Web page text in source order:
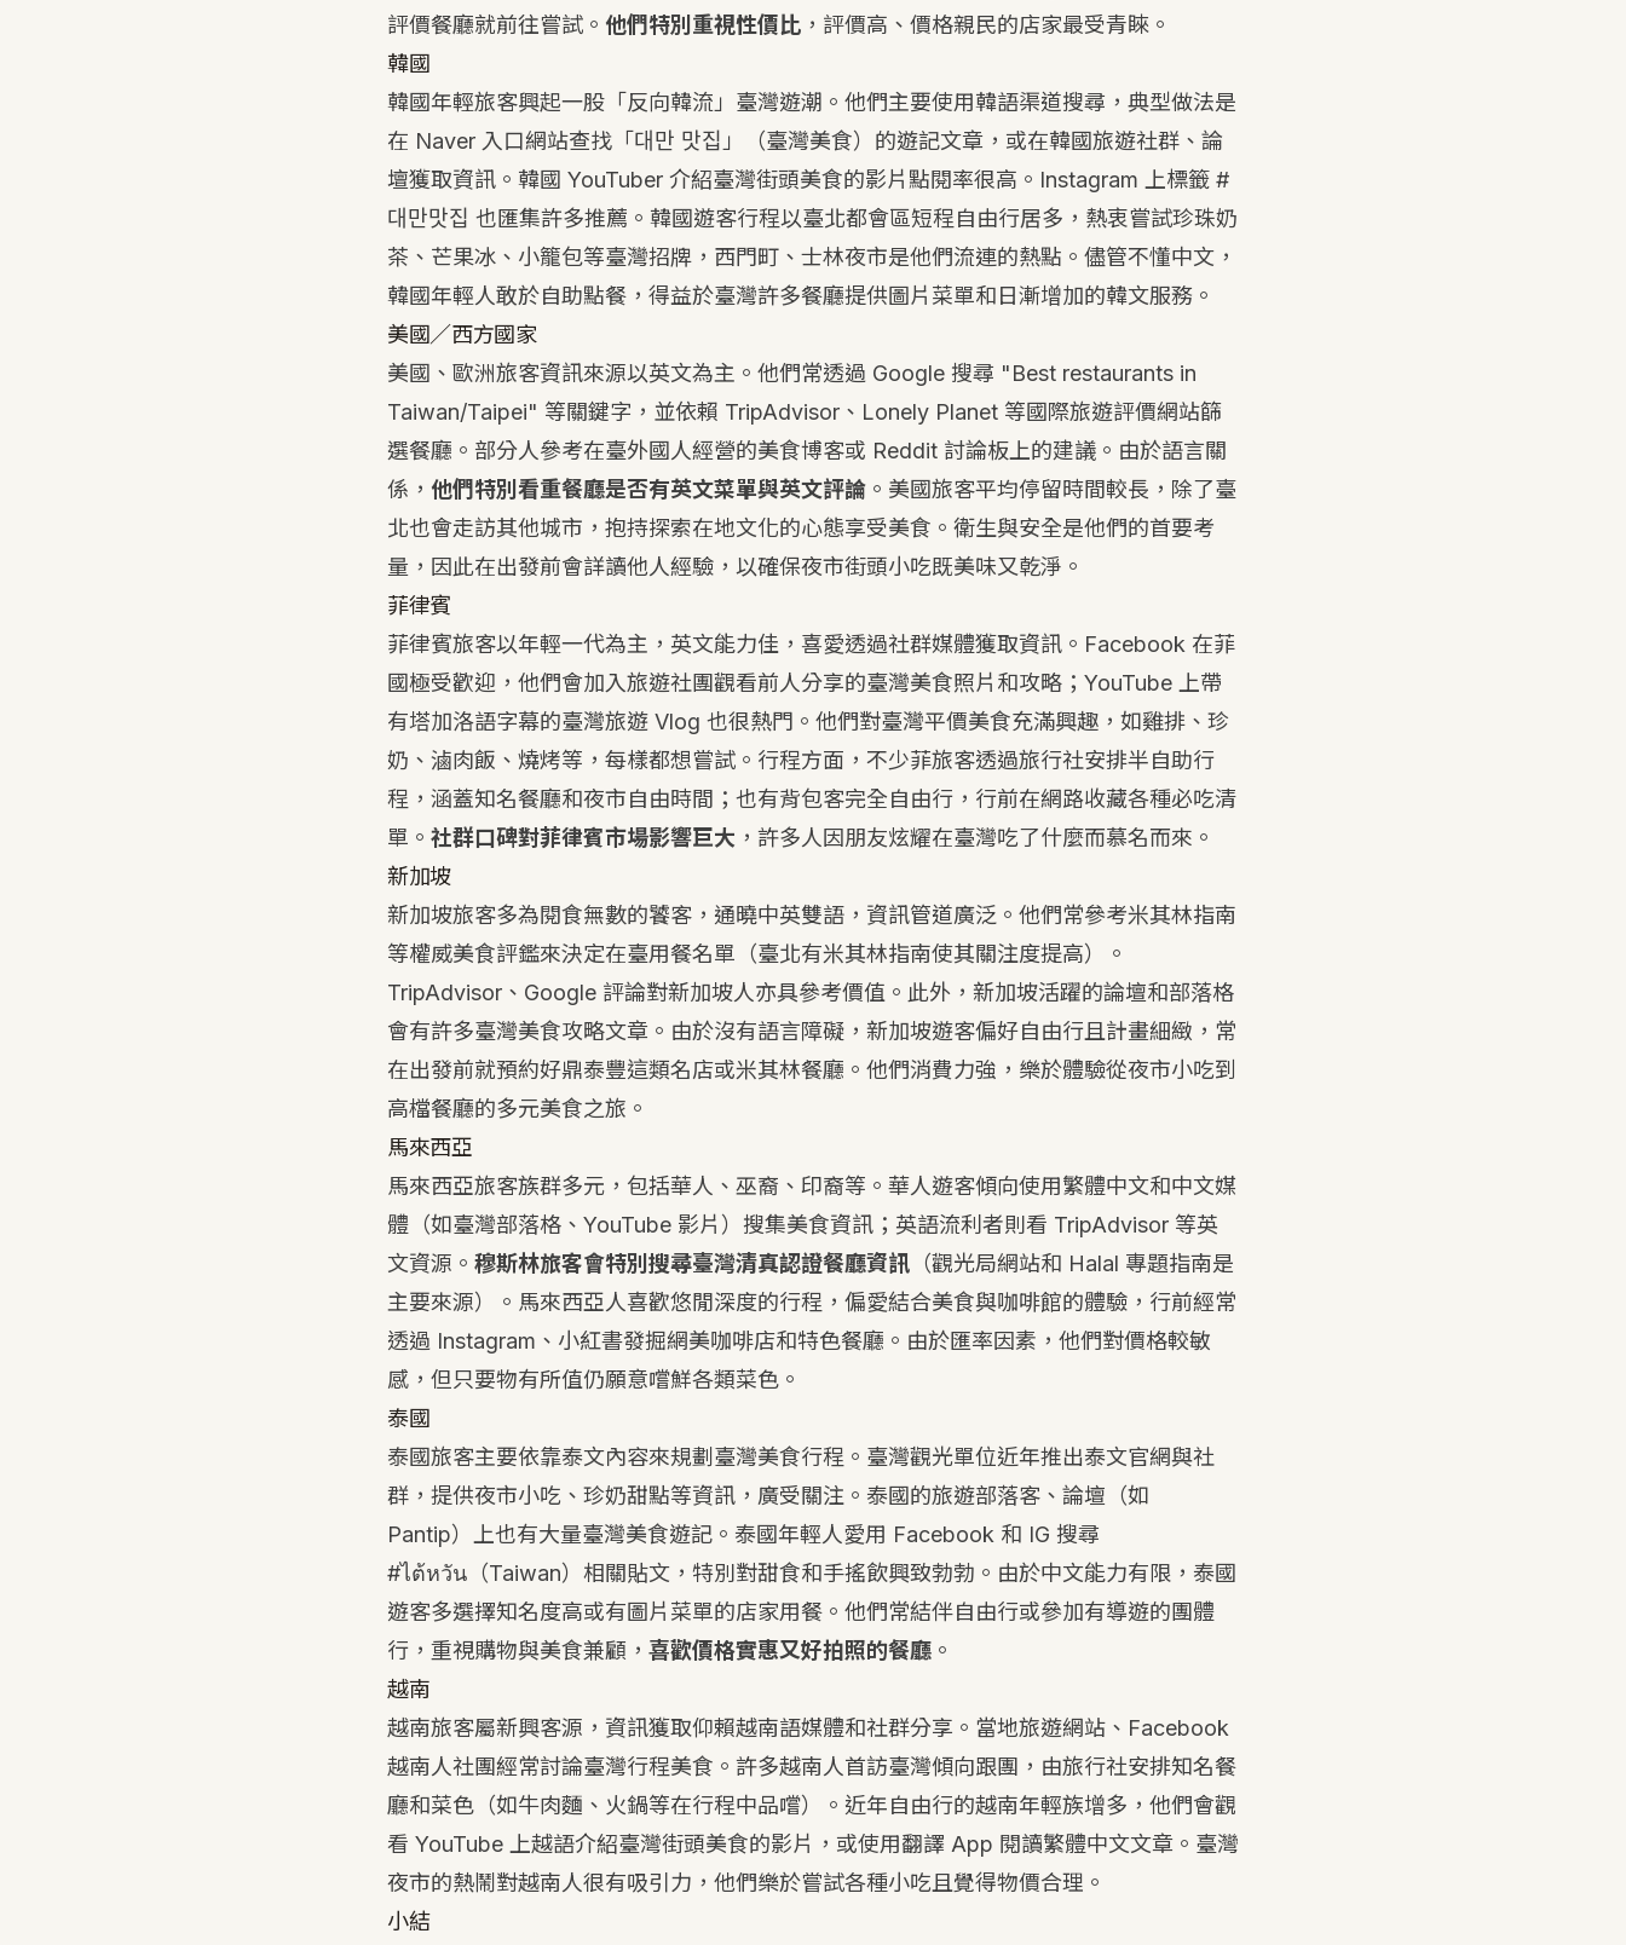
評價餐廳就前往嘗試。 他們特別重視性價比 ，評價高、價格親民的店家最受青睞。
韓國
韓國年輕旅客興起一股「反向韓流」臺灣遊潮。他們主要使用韓語渠道搜尋，典型做法是
在 Naver 入口網站查找「대만 맛집」（臺灣美食）的遊記文章，或在韓國旅遊社群、論
壇獲取資訊。韓國 YouTuber 介紹臺灣街頭美食的影片點閱率很高。Instagram 上標籤 #
대만맛집 也匯集許多推薦。韓國遊客行程以臺北都會區短程自由行居多，熱衷嘗試珍珠奶
茶、芒果冰、小籠包等臺灣招牌，西門町、士林夜市是他們流連的熱點。儘管不懂中文，
韓國年輕人敢於自助點餐，得益於臺灣許多餐廳提供圖片菜單和日漸增加的韓文服務。
美國／西方國家
美國、歐洲旅客資訊來源以英文為主。他們常透過 Google 搜尋 "Best restaurants in
Taiwan/Taipei" 等關鍵字，並依賴 TripAdvisor、Lonely Planet 等國際旅遊評價網站篩
選餐廳。部分人參考在臺外國人經營的美食博客或 Reddit 討論板上的建議。由於語言關
係， 他們特別看重餐廳是否有英文菜單與英文評論 。美國旅客平均停留時間較長，除了臺
北也會走訪其他城市，抱持探索在地文化的心態享受美食。衛生與安全是他們的首要考
量，因此在出發前會詳讀他人經驗，以確保夜市街頭小吃既美味又乾淨。
菲律賓
菲律賓旅客以年輕一代為主，英文能力佳，喜愛透過社群媒體獲取資訊。Facebook 在菲
國極受歡迎，他們會加入旅遊社團觀看前人分享的臺灣美食照片和攻略；YouTube 上帶
有塔加洛語字幕的臺灣旅遊 Vlog 也很熱門。他們對臺灣平價美食充滿興趣，如雞排、珍
奶、滷肉飯、燒烤等，每樣都想嘗試。行程方面，不少菲旅客透過旅行社安排半自助行
程，涵蓋知名餐廳和夜市自由時間；也有背包客完全自由行，行前在網路收藏各種必吃清
單。 社群口碑對菲律賓市場影響巨大 ，許多人因朋友炫耀在臺灣吃了什麼而慕名而來。
新加坡
新加坡旅客多為閱食無數的饕客，通曉中英雙語，資訊管道廣泛。他們常參考米其林指南
等權威美食評鑑來決定在臺用餐名單（臺北有米其林指南使其關注度提高）。
TripAdvisor、Google 評論對新加坡人亦具參考價值。此外，新加坡活躍的論壇和部落格
會有許多臺灣美食攻略文章。由於沒有語言障礙，新加坡遊客偏好自由行且計畫細緻，常
在出發前就預約好鼎泰豐這類名店或米其林餐廳。他們消費力強，樂於體驗從夜市小吃到
高檔餐廳的多元美食之旅。
馬來西亞
馬來西亞旅客族群多元，包括華人、巫裔、印裔等。華人遊客傾向使用繁體中文和中文媒
體（如臺灣部落格、YouTube 影片）搜集美食資訊；英語流利者則看 TripAdvisor 等英
文資源。 穆斯林旅客會特別搜尋臺灣清真認證餐廳資訊 （觀光局網站和 Halal 專題指南是
主要來源）。馬來西亞人喜歡悠閒深度的行程，偏愛結合美食與咖啡館的體驗，行前經常
透過 Instagram、小紅書發掘網美咖啡店和特色餐廳。由於匯率因素，他們對價格較敏
感，但只要物有所值仍願意嚐鮮各類菜色。
泰國
泰國旅客主要依靠泰文內容來規劃臺灣美食行程。臺灣觀光單位近年推出泰文官網與社
群，提供夜市小吃、珍奶甜點等資訊，廣受關注。泰國的旅遊部落客、論壇（如
Pantip）上也有大量臺灣美食遊記。泰國年輕人愛用 Facebook 和 IG 搜尋
#ไต้หวัน（Taiwan）相關貼文，特別對甜食和手搖飲興致勃勃。由於中文能力有限，泰國
遊客多選擇知名度高或有圖片菜單的店家用餐。他們常結伴自由行或參加有導遊的團體
行，重視購物與美食兼顧， 喜歡價格實惠又好拍照的餐廳 。
越南
越南旅客屬新興客源，資訊獲取仰賴越南語媒體和社群分享。當地旅遊網站、Facebook
越南人社團經常討論臺灣行程美食。許多越南人首訪臺灣傾向跟團，由旅行社安排知名餐
廳和菜色（如牛肉麵、火鍋等在行程中品嚐）。近年自由行的越南年輕族增多，他們會觀
看 YouTube 上越語介紹臺灣街頭美食的影片，或使用翻譯 App 閱讀繁體中文文章。臺灣
夜市的熱鬧對越南人很有吸引力，他們樂於嘗試各種小吃且覺得物價合理。
小結